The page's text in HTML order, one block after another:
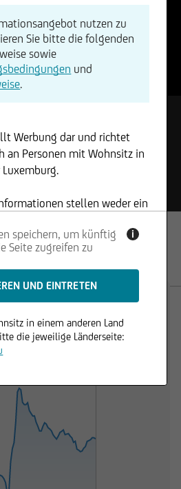
+1,30%+0,99nutzen zu
Sie bitte die folgenden
sowie
und
.
Werbung dar und richtet
an Personen mit Wohnsitz in
stellen weder ein
dar und dürfen nicht
genutzt werden, in denen
speichern, um künftig
Seite zugreifen zu
i
in einem anderen Land
die jeweilige Länderseite: